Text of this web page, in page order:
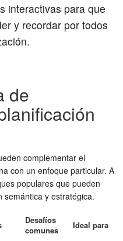
interactivas para que
y recordar por todos
de
complementar el
con un enfoque particular. A
populares que pueden
semántica y estratégica.
Desafíos
comunes
Ideal para